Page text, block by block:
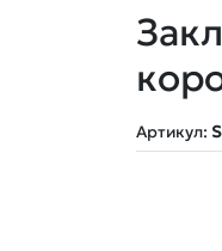
Артикул: